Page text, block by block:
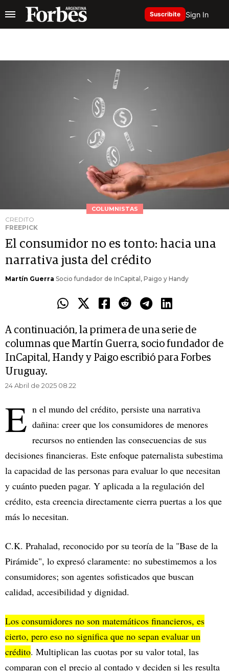
Suscribite Sign In
COLUMNISTAS
CREDITO
FREEPICK
El consumidor no es tonto: hacia una
narrativa justa del crédito
Martín Guerra Socio fundador de InCapital, Paigo y Handy
A continuación, la primera de una serie de
columnas que Martín Guerra, socio fundador de
InCapital, Handy y Paigo escribió para Forbes
Uruguay.
24 Abril de 2025 08.22
E n el mundo del crédito, persiste una narrativa
dañina: creer que los consumidores de menores
recursos no entienden las consecuencias de sus
decisiones financieras. Este enfoque paternalista subestima
la capacidad de las personas para evaluar lo que necesitan
y cuánto pueden pagar. Y aplicada a la regulación del
crédito, esta creencia directamente cierra puertas a los que
más lo necesitan.
C.K. Prahalad, reconocido por su teoría de la "Base de la
Pirámide", lo expresó claramente: no subestimemos a los
consumidores; son agentes sofisticados que buscan
calidad, accesibilidad y dignidad.
Los consumidores no son matemáticos financieros, es
cierto, pero eso no significa que no sepan evaluar un
crédito. Multiplican las cuotas por su valor total, las
comparan con el precio al contado y deciden si les resulta